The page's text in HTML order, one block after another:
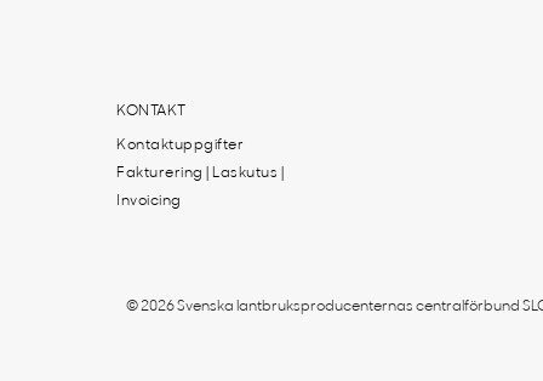
KONTAKT
Kontaktuppgifter
Fakturering | Laskutus |
Invoicing
© 2026 Svenska lantbruksproducenternas centralförbund